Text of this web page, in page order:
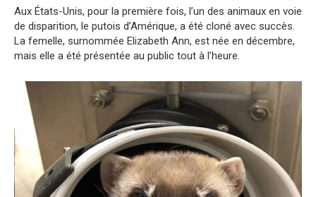
Aux États-Unis, pour la première fois, l’un des animaux en voie
de disparition, le putois d’Amérique, a été cloné avec succès.
La femelle, surnommée Elizabeth Ann, est née en décembre,
mais elle a été présentée au public tout à l’heure.